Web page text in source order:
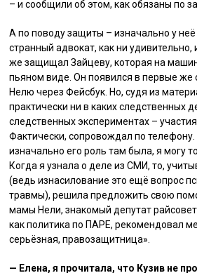
– и сообщили об этом, как обязаны по
А по поводу защиты – изначально у
странный адвокат, как ни удивительно,
же защищал Зайцеву, которая на
пьяном виде. Он появился в первые же
Нелю через Фейсбук. Но, судя из
практически ни в каких следственных
следственных экспериментах –
Фактически, сопровождал по телефону.
изначально его роль там была, я могу
Когда я узнала о деле из СМИ, то,
(ведь изнасилование это ещё вопрос
травмы), решила предложить свою
мамы Нели, знакомый депутат
как политика по ПАРЕ, рекомендовал
серьёзная, правозащитница».
— Елена, я прочитала, что Кузив не